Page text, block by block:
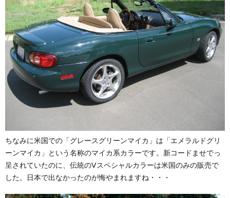
ちなみに米国での「グレースグリーンマイカ」は「エメラルドグリ
ーンマイカ」という名称のマイカ系カラーです。新コードませでっ
呈されていたのに、伝統のVスペシャルカラーは米国のみの販売で
した。日本で出なかったのが悔やまれますね・・・